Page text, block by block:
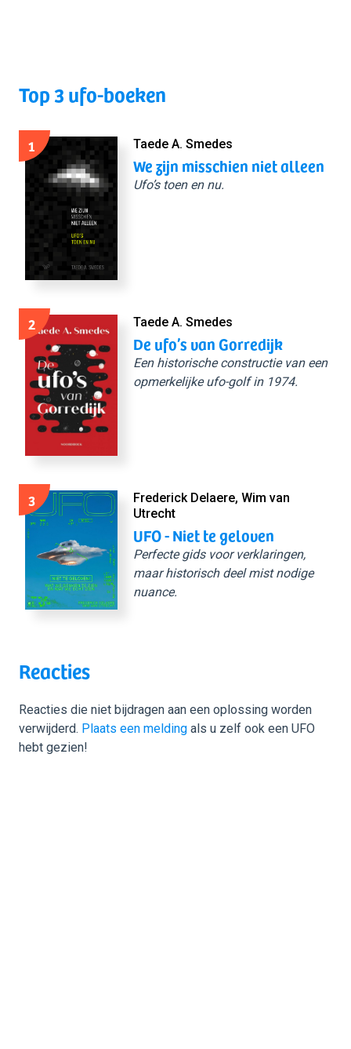
Top 3 ufo-boeken
1 Taede A. Smedes
We zijn misschien niet alleen
Ufo’s toen en nu.
2 Taede A. Smedes
De ufo’s van Gorredijk
Een historische constructie van een
opmerkelijke ufo-golf in 1974.
3
Frederick Delaere, Wim van
Utrecht
UFO - Niet te geloven
Perfecte gids voor verklaringen,
maar historisch deel mist nodige
nuance.
Reacties
Reacties die niet bijdragen aan een oplossing worden
verwijderd. Plaats een melding als u zelf ook een UFO
hebt gezien!